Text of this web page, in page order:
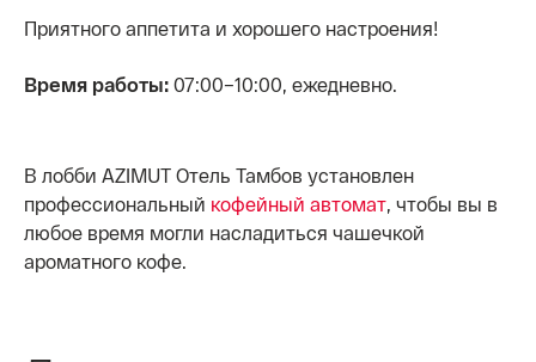
Приятного аппетита и хорошего настроения!
Время работы: 07:00–10:00, ежедневно.
В лобби AZIMUT Отель Тамбов установлен
профессиональный кофейный автомат, чтобы вы в
любое время могли насладиться чашечкой
ароматного кофе.